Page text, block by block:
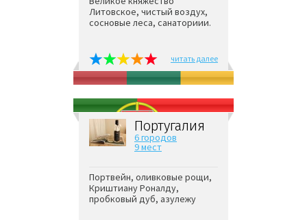
Литовское, чистый воздух,
сосновые леса, санаториии.
читать далее
Португалия
6 городов
9 мест
Портвейн, оливковые рощи,
Криштиану Роналду,
пробковый дуб, азулежу